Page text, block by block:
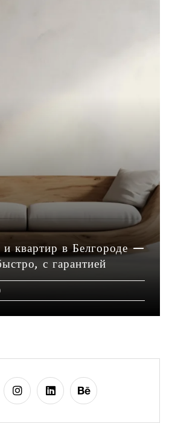
квартир в Белгороде —
с гарантией